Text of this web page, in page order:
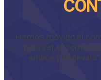
Hemos movido el
para ver el
enlace y te llevará